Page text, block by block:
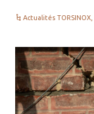
Actualités TORSINOX